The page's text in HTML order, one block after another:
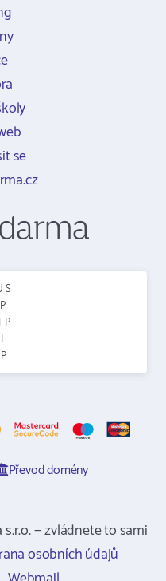
se
Převod domény
— zvládnete to sami
osobních údajů